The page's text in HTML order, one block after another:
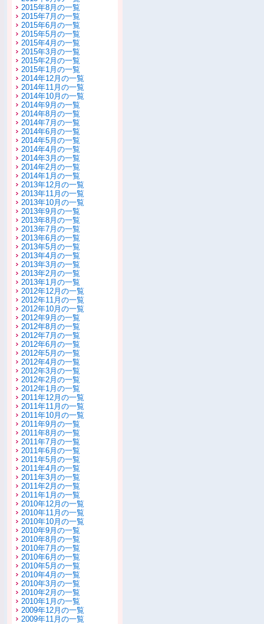
2015年8月の一覧
2015年7月の一覧
2015年6月の一覧
2015年5月の一覧
2015年4月の一覧
2015年3月の一覧
2015年2月の一覧
2015年1月の一覧
2014年12月の一覧
2014年11月の一覧
2014年10月の一覧
2014年9月の一覧
2014年8月の一覧
2014年7月の一覧
2014年6月の一覧
2014年5月の一覧
2014年4月の一覧
2014年3月の一覧
2014年2月の一覧
2014年1月の一覧
2013年12月の一覧
2013年11月の一覧
2013年10月の一覧
2013年9月の一覧
2013年8月の一覧
2013年7月の一覧
2013年6月の一覧
2013年5月の一覧
2013年4月の一覧
2013年3月の一覧
2013年2月の一覧
2013年1月の一覧
2012年12月の一覧
2012年11月の一覧
2012年10月の一覧
2012年9月の一覧
2012年8月の一覧
2012年7月の一覧
2012年6月の一覧
2012年5月の一覧
2012年4月の一覧
2012年3月の一覧
2012年2月の一覧
2012年1月の一覧
2011年12月の一覧
2011年11月の一覧
2011年10月の一覧
2011年9月の一覧
2011年8月の一覧
2011年7月の一覧
2011年6月の一覧
2011年5月の一覧
2011年4月の一覧
2011年3月の一覧
2011年2月の一覧
2011年1月の一覧
2010年12月の一覧
2010年11月の一覧
2010年10月の一覧
2010年9月の一覧
2010年8月の一覧
2010年7月の一覧
2010年6月の一覧
2010年5月の一覧
2010年4月の一覧
2010年3月の一覧
2010年2月の一覧
2010年1月の一覧
2009年12月の一覧
2009年11月の一覧